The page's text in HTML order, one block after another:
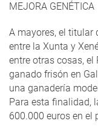
MEJORA GENÉTICA
A mayores, el titular
entre la Xunta y
entre otras cosas, el
ganado frisón en
una ganadería
Para esta finalidad,
600.000 euros en el